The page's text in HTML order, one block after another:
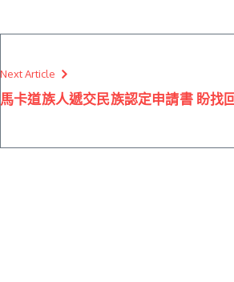
Next Article
馬卡道族人遞交民族認定申請書 盼找